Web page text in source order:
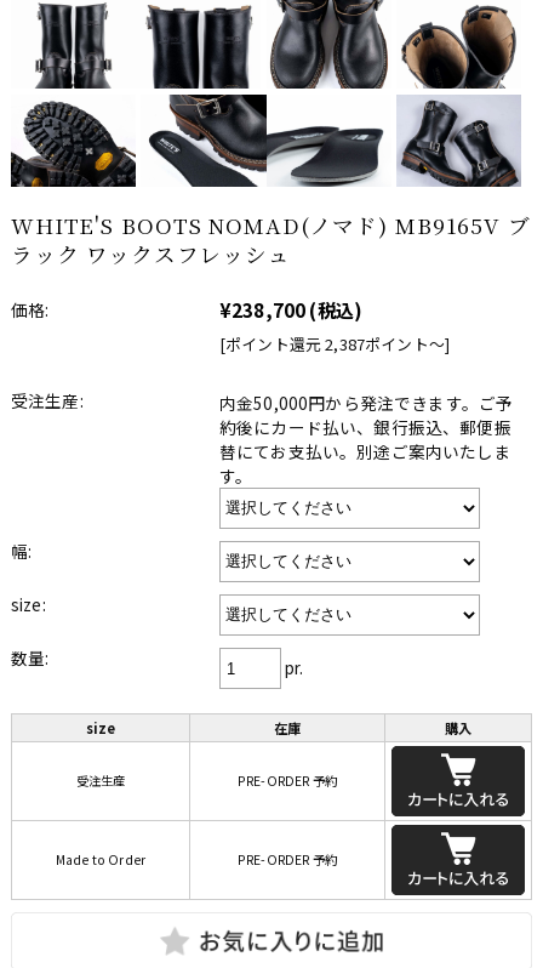
WHITE'S BOOTS NOMAD(ノマド) MB9165V ブ
ラック ワックスフレッシュ
価格: ¥238,700(税込)
[ポイント還元 2,387ポイント〜]
受注生産:
内金50,000円から発注できます。ご予
約後にカード払い、銀行振込、郵便振
替にてお支払い。別途ご案内いたしま
す。
幅:
size:
数量: pr.
size 在庫 購入
受注生産 PRE-ORDER 予約
Made to Order PRE-ORDER 予約